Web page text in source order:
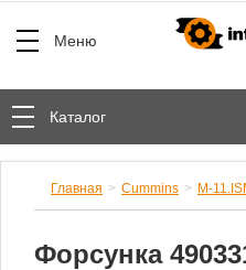
Меню
Каталог
Главная Cummins M-
Форсунка